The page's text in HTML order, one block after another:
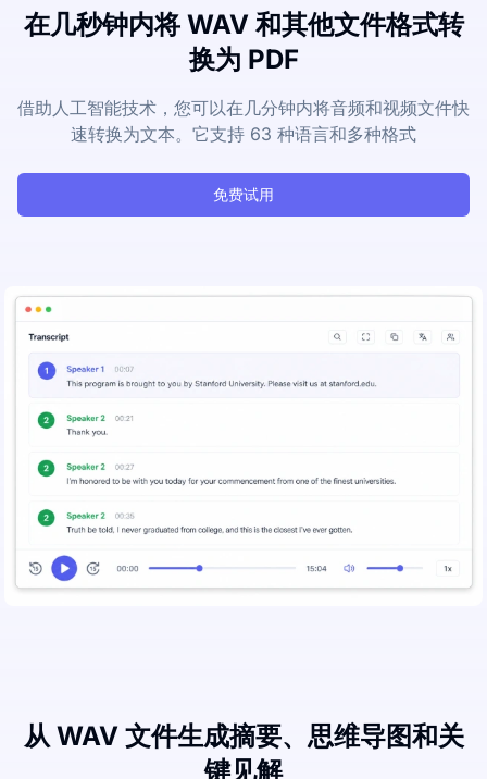
在几秒钟内将 WAV 和其他文件格式转
换为 PDF
借助人工智能技术，您可以在几分钟内将音频和视频文件快
速转换为文本。它支持 63 种语言和多种格式
免费试用
从 WAV 文件生成摘要、思维导图和关
键见解